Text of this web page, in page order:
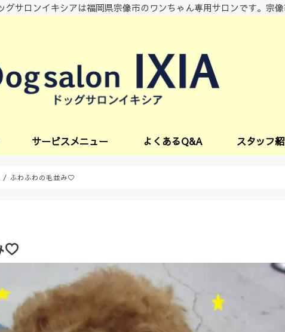
グサロンイキシアは福岡県宗像市のワンちゃん専用サロンです。宗
サービスメニュー よくあるQ&A スタッフ
ふわふわの毛並み♡
♡